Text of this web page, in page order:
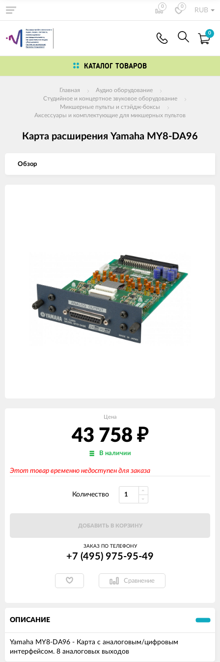
0 0
RUB
0
КАТАЛОГ ТОВАРОВ
Главная
Аудио оборудование
Студийное и концертное звуковое оборудование
Микшерные пульты и стэйдж-боксы
Аксессуары и комплектующие для микшерных пультов
Карта расширения Yamaha MY8-DA96
Обзор
Цена
43 758 ₽
В наличии
Этот товар временно недоступен для заказа
Количество
ДОБАВИТЬ В КОРЗИНУ
ЗАКАЗ ПО ТЕЛЕФОНУ
+7 (495) 975-95-49
Сравнение
ОПИСАНИЕ
Yamaha MY8-DA96 - Карта с аналоговым/цифровым
интерфейсом. 8 аналоговых выходов